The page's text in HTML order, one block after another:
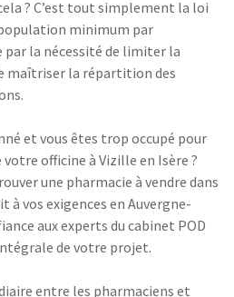
? C’est tout simplement la loi
minimum par
par la nécessité de limiter la
maîtriser la répartition des
et vous êtes trop occupé pour
officine à Vizille en Isère ?
une pharmacie à vendre dans
à vos exigences en Auvergne-
aux experts du cabinet POD
de votre projet.
entre les pharmaciens et